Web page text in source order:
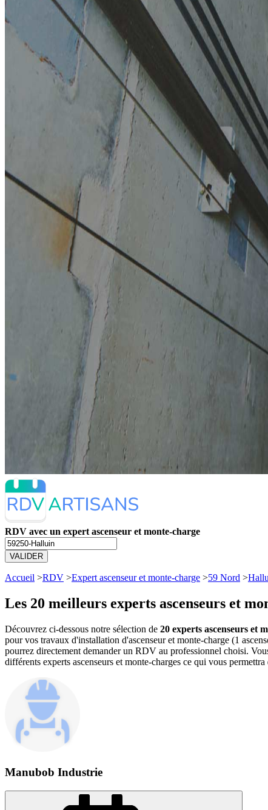
RDV avec un expert ascenseur et monte-charge
VALIDER
Accueil >RDV >Expert ascenseur et monte-charge >59 Nord >
Les 20 meilleurs experts ascenseurs et
Découvrez ci-dessous notre sélection de 20 experts ascenseurs et
pour vos travaux d'installation d'ascenseur et monte-charge (1
pourrez directement demander un RDV au professionnel choisi.
différents experts ascenseurs et monte-charges ce qui vous
Manubob Industrie